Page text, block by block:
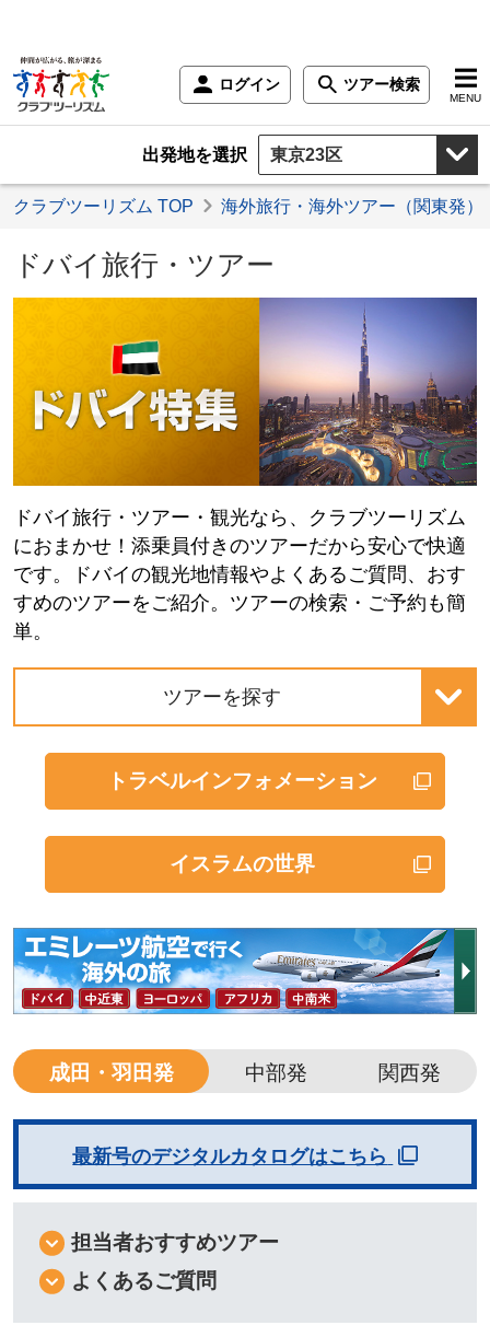
ログイン ツアー検索
MENU
出発地を選択
クラブツーリズム TOP 海外旅行・海外ツアー（関東発）
ドバイ旅行・ツアー
ドバイ旅行・ツアー・観光なら、クラブツーリズム
におまかせ！添乗員付きのツアーだから安心で快適
です。ドバイの観光地情報やよくあるご質問、おす
すめのツアーをご紹介。ツアーの検索・ご予約も簡
単。
ツアーを探す
トラベルインフォメーション
イスラムの世界
成田・羽田発 中部発 関西発
最新号のデジタルカタログはこちら
担当者おすすめツアー
よくあるご質問